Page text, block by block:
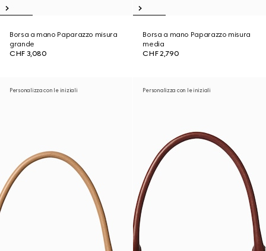
Borsa a mano Paparazzo misura
grande
CHF 3,080
Borsa a mano Paparazzo misura
media
CHF 2,790
Personalizza con le iniziali Personalizza con le iniziali